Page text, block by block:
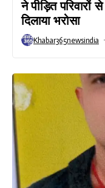
ने पीड़ित
दिलाया भरोसा
Khabar365newsindia